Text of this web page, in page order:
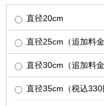
直径20cm
直径25cm（追加料金
直径30cm（追加料金
直径35cm（税込330